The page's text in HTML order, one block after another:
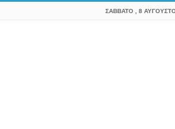
ΣΆΒΒΑΤΟ , 8